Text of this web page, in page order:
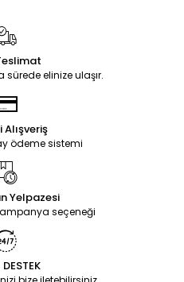
sürede elinize ulaşır.
Alışveriş
ödeme sistemi
Yelpazesi
seçeneği